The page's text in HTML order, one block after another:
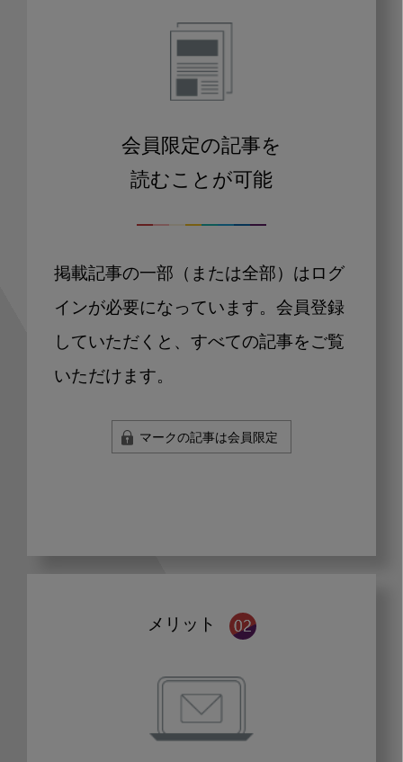
会員限定の記事を
読むことが可能
掲載記事の一部（または全部）はログ
インが必要になっています。会員登録
していただくと、すべての記事をご覧
いただけます。
マークの記事は会員限定
メリット